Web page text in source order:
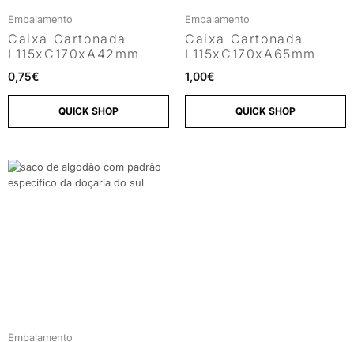
Embalamento
Caixa Cartonada
L115xC170xA42mm
0,75€
QUICK SHOP
Embalamento
Caixa Cartonada
L115xC170xA65mm
1,00€
QUICK SHOP
Embalamento